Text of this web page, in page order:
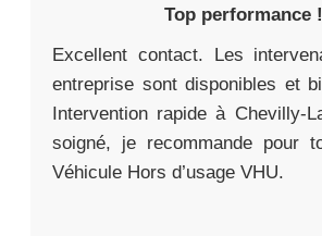
Top performance !
Excellent contact. Les
entreprise sont disponibles et
Intervention rapide à Chevilly-
soigné, je recommande pour
Véhicule Hors d’usage VHU.